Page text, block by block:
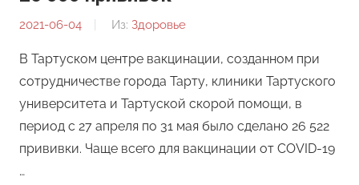
2021-06-04
От:
Из: Здоровье
В Тартуском центре вакцинации, созданном при
сотрудничестве города Тарту, клиники Тартуского
университета и Тартуской скорой помощи, в
период с 27 апреля по 31 мая было сделано 26 522
прививки. Чаще всего для вакцинации от COVID-19
…